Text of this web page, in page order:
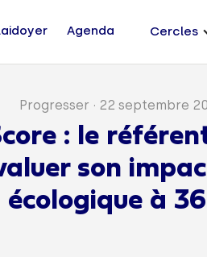
Agenda Cercles
Progresser · 22 septembre
: le
son
écologique à